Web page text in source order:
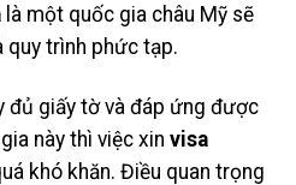
là một quốc gia châu Mỹ sẽ
quy trình phức tạp.
đủ giấy tờ và đáp ứng được
này thì việc xin visa
khó khăn. Điều quan trọng